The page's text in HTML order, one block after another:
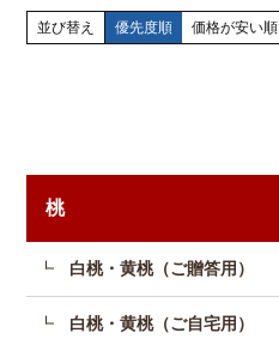
並び替え 優先度順 価格が安い順
桃
白桃・黄桃（ご贈答用）
白桃・黄桃（ご自宅用）